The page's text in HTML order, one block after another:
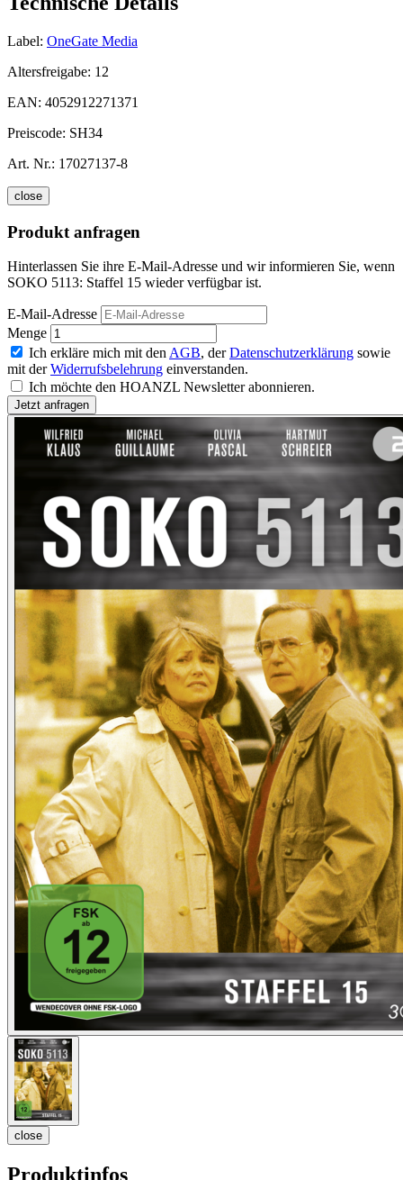
Label: OneGate Media
Altersfreigabe: 12
EAN: 4052912271371
Preiscode: SH34
Art. Nr.: 17027137-8
close
Produkt anfragen
Hinterlassen Sie ihre E-Mail-Adresse und wir informieren Sie, wenn
SOKO 5113: Staffel 15 wieder verfügbar ist.
E-Mail-Adresse
Menge
Ich erkläre mich mit den AGB, derDatenschutzerklärung sowie
mit derWiderrufsbelehrung einverstanden.
Ich möchte den HOANZL Newsletter abonnieren.
close
Produktinfos